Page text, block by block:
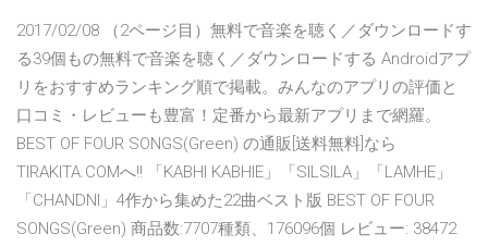
2017/02/08 （2ページ目）無料で音楽を聴く／ダウンロードす
る39個もの無料で音楽を聴く／ダウンロードする Androidアプ
リをおすすめランキング順で掲載。みんなのアプリの評価と
口コミ・レビューも豊富！定番から最新アプリまで網羅。
BEST OF FOUR SONGS(Green) の通販[送料無料]なら
TIRAKITA.COMへ!! 「KABHI KABHIE」「SILSILA」「LAMHE」
「CHANDNI」4作から集めた22曲ベスト版 BEST OF FOUR
SONGS(Green) 商品数:7707種類、176096個 レビュー: 38472